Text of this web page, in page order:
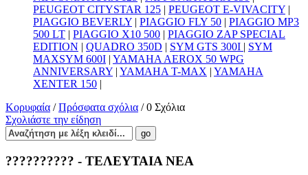
PEUGEOT CITYSTAR 125 | PEUGEOT E-VIVACITY |
PIAGGIO BEVERLY | PIAGGIO FLY 50 | PIAGGIO MP3
500 LT | PIAGGIO X10 500 | PIAGGIO ZAP SPECIAL
EDITION | QUADRO 350D | SYM GTS 300I | SYM
MAXSYM 600I | YAMAHA AEROX 50 WPG
ANNIVERSARY | YAMAHA T-MAX | YAMAHA
XENTER 150 |
Κορυφαία /Πρόσφατα σχόλια / 0 Σχόλια
Σχολιάστε την είδηση
?????????? - ΤΕΛΕΥΤΑΙΑ ΝΕΑ